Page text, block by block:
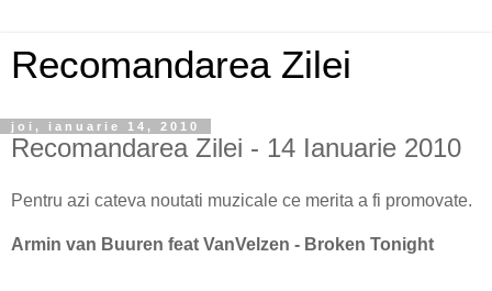
Recomandarea Zilei
joi, ianuarie 14, 2010
Recomandarea Zilei - 14 Ianuarie 2010
Pentru azi cateva noutati muzicale ce merita a fi promovate.
Armin van Buuren feat VanVelzen - Broken Tonight